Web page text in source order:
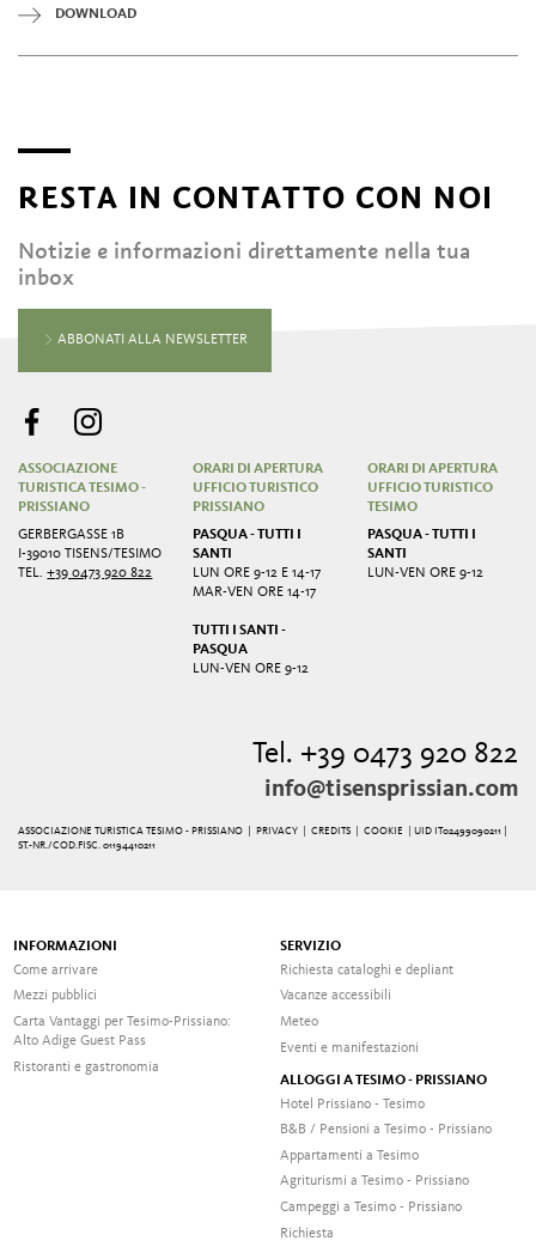
DOWNLOAD
RESTA IN CONTATTO CON NOI
Notizie e informazioni direttamente nella tua
inbox
ABBONATI ALLA NEWSLETTER
ASSOCIAZIONE
TURISTICA TESIMO -
PRISSIANO
GERBERGASSE 1B
I-39010 TISENS/TESIMO
TEL.+39 0473 920 822
ORARI DI APERTURA
UFFICIO TURISTICO
PRISSIANO
PASQUA - TUTTI I
SANTI
LUN ORE 9-12 E 14-17
MAR-VEN ORE 14-17
TUTTI I SANTI -
PASQUA
LUN-VEN ORE 9-12
ORARI DI APERTURA
UFFICIO TURISTICO
TESIMO
PASQUA - TUTTI I
SANTI
LUN-VEN ORE 9-12
Tel. +39 0473 920 822
info@tisensprissian.com
ASSOCIAZIONE TURISTICA TESIMO - PRISSIANO | PRIVACY |CREDITS |COOKIE
| UID IT02499090211 |
ST.-NR./COD.FISC. 01194410211
INFORMAZIONI
Come arrivare
Mezzi pubblici
Carta Vantaggi per Tesimo-Prissiano:
Alto Adige Guest Pass
Ristoranti e gastronomia
SERVIZIO
Richiesta cataloghi e depliant
Vacanze accessibili
Meteo
Eventi e manifestazioni
ALLOGGI A TESIMO - PRISSIANO
Hotel Prissiano - Tesimo
B&B / Pensioni a Tesimo - Prissiano
Appartamenti a Tesimo
Agriturismi a Tesimo - Prissiano
Campeggi a Tesimo - Prissiano
Richiesta